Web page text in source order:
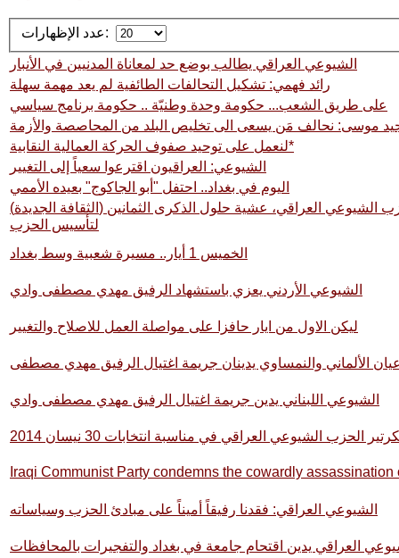
عدد الإظهارات:
الشيوعي العراقي يطالب بوضع حد لمعاناة المدنيين في الأنبار
رائد فهمي: تشكيل التحالفات الطائفية لم يعد مهمة سهلة
على طريق الشعب... حكومة وحدة وطنيّة .. حكومة برنامج سياسي
موسى: نحالف مَن يسعى الى تخليص البلد من المحاصصة والأزمة
لنعمل على توحيد صفوف الحركة العمالية النقابية*
الشيوعي: العراقيون اقترعوا سعياً إلى التغيير
اليوم في بغداد.. احتفل "أبو الجاكوج" بعيده الأممي
(الثقافة الجديدة) تحاور الرفيق حميد مجيد موسى، سكرتير اللجنة المركزية للحزب الشيوعي العراقي، عشية حلول الذكرى الثمانين
لتأسيس الحزب
الخميس 1 أيار.. مسيرة شعبية وسط بغداد
الشيوعي الأردني يعزي باستشهاد الرفيق مهدي مصطفى وادي
ليكن الاول من ايار حافزا على مواصلة العمل للاصلاح والتغيير
الألماني والنمساوي يدينان جريمة اغتيال الرفيق مهدي مصطفى
الشيوعي اللبناني يدين جريمة اغتيال الرفيق مهدي مصطفى وادي
الحزب الشيوعي العراقي في مناسبة انتخابات 30 نيسان 2014
Iraqi Communist Party condemns the cowardly
الشيوعي العراقي: فقدنا رفيقاً أميناً على مبادئ الحزب وسياساته
العراقي يدين اقتحام جامعة في بغداد والتفجيرات بالمحافظات